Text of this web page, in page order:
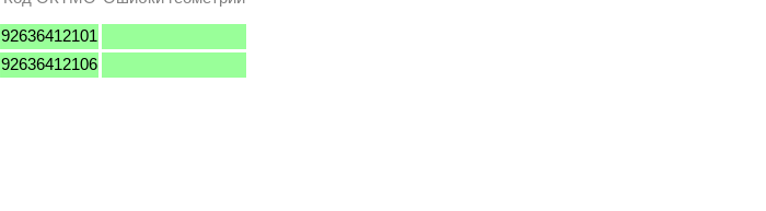
92636412101
92636412106